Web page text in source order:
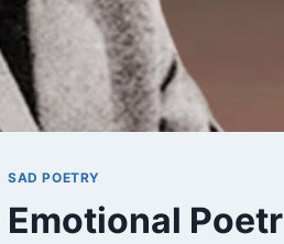
SAD POETRY
Emotional